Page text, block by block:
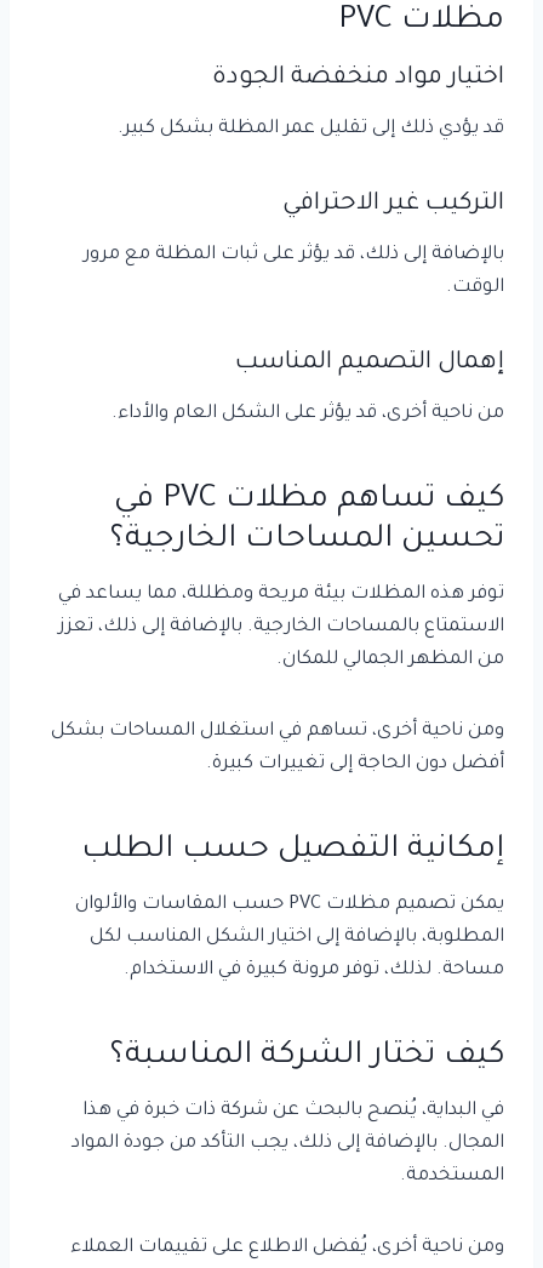
مظلات PVC
اختيار مواد منخفضة الجودة
قد يؤدي ذلك إلى تقليل عمر المظلة بشكل كبير.
التركيب غير الاحترافي
بالإضافة إلى ذلك، قد يؤثر على ثبات المظلة مع مرور
الوقت.
إهمال التصميم المناسب
من ناحية أخرى، قد يؤثر على الشكل العام والأداء.
كيف تساهم مظلات PVC في
تحسين المساحات الخارجية؟
توفر هذه المظلات بيئة مريحة ومظللة، مما يساعد في
الاستمتاع بالمساحات الخارجية. بالإضافة إلى ذلك، تعزز
من المظهر الجمالي للمكان.
ومن ناحية أخرى، تساهم في استغلال المساحات بشكل
أفضل دون الحاجة إلى تغييرات كبيرة.
إمكانية التفصيل حسب الطلب
يمكن تصميم مظلات PVC حسب المقاسات والألوان
المطلوبة، بالإضافة إلى اختيار الشكل المناسب لكل
مساحة. لذلك، توفر مرونة كبيرة في الاستخدام.
كيف تختار الشركة المناسبة؟
في البداية، يُنصح بالبحث عن شركة ذات خبرة في هذا
المجال. بالإضافة إلى ذلك، يجب التأكد من جودة المواد
المستخدمة.
ومن ناحية أخرى، يُفضل الاطلاع على تقييمات العملاء